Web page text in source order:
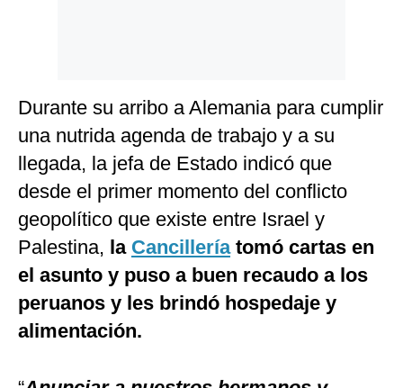
Durante su arribo a Alemania para cumplir
una nutrida agenda de trabajo y a su
llegada, la jefa de Estado indicó que
desde el primer momento del conflicto
geopolítico que existe entre Israel y
Palestina, la Cancilleríatomó cartas en
el asunto y puso a buen recaudo a los
peruanos y les brindó hospedaje y
alimentación.